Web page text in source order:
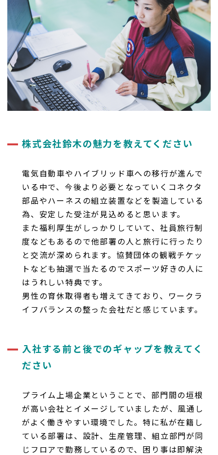
株式会社鈴木の魅力を教えてください
電気自動車やハイブリッド車への移行が進んで
いる中で、今後より必要となっていくコネクタ
部品やハーネスの組立装置などを製造している
為、安定した受注が見込めると思います。
また福利厚生がしっかりしていて、社員旅行制
度などもあるので他部署の人と旅行に行ったり
と交流が深められます。協賛団体の観戦チケッ
トなども抽選で当たるのでスポーツ好きの人に
はうれしい特典です。
男性の育休取得者も増えてきており、ワークラ
イフバランスの整った会社だと感じています。
入社する前と後でのギャップを教えてく
ださい
プライム上場企業ということで、部門間の垣根
が高い会社とイメージしていましたが、風通し
がよく働きやすい環境でした。特に私が在籍し
ている部署は、設計、生産管理、組立部門が同
じフロアで勤務しているので、困り事は即解決